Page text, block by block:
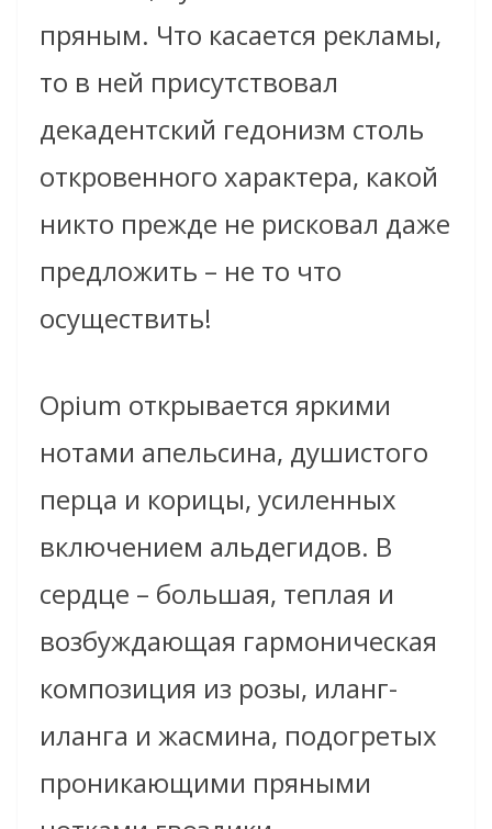
пряным. Что касается рекламы,
то в ней присутствовал
декадентский гедонизм столь
откровенного характера, какой
никто прежде не рисковал даже
предложить – не то что
осуществить!
Opium открывается яркими
нотами апельсина, душистого
перца и корицы, усиленных
включением альдегидов. В
сердце – большая, теплая и
возбуждающая гармоническая
композиция из розы, иланг-
иланга и жасмина, подогретых
проникающими пряными